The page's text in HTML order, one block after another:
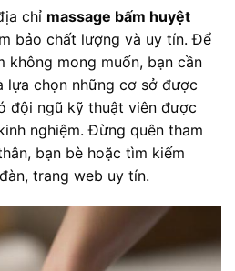
chỉ massage bấm huyệt
bảo chất lượng và uy tín. Để
không mong muốn, bạn cần
lựa chọn những cơ sở được
đội ngũ kỹ thuật viên được
nghiệm. Đừng quên tham
bạn bè hoặc tìm kiếm
trang web uy tín.